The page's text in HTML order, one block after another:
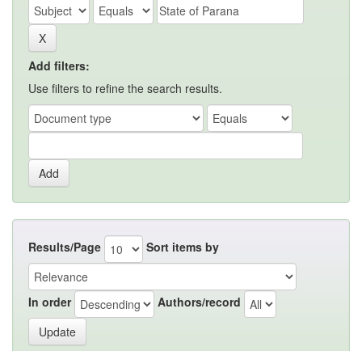
Add filters:
Use filters to refine the search results.
Results/Page Sort items by
In order Authors/record